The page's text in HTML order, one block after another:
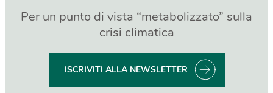
Per un punto di vista “metabolizzato” sulla
crisi climatica
ISCRIVITI ALLA NEWSLETTER